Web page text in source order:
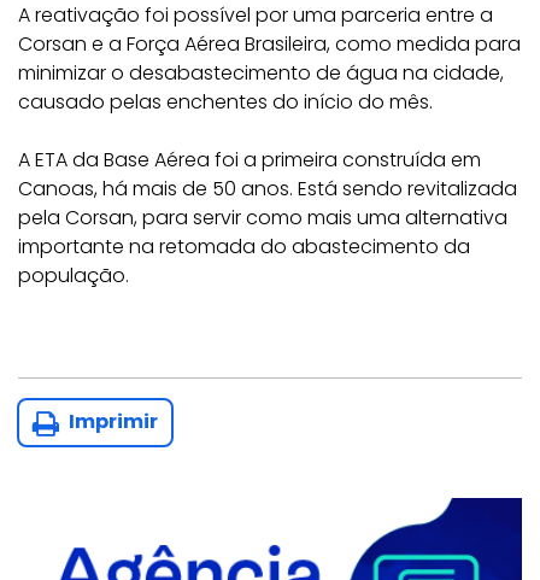
A reativação foi possível por uma parceria entre a
Corsan e a Força Aérea Brasileira, como medida para
minimizar o desabastecimento de água na cidade,
causado pelas enchentes do início do mês.
A ETA da Base Aérea foi a primeira construída em
Canoas, há mais de 50 anos. Está sendo revitalizada
pela Corsan, para servir como mais uma alternativa
importante na retomada do abastecimento da
população.
Imprimir